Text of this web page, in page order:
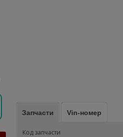
Запчасти Vin-номер
Код запчасти